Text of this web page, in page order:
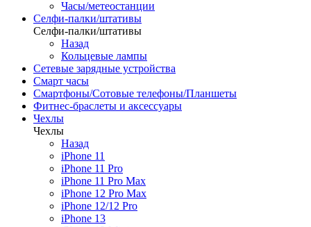
Часы/метеостанции
Селфи-палки/штативы
Селфи-палки/штативы
Назад
Кольцевые лампы
Сетевые зарядные устройства
Смарт часы
Смартфоны/Сотовые телефоны/Планшеты
Фитнес-браслеты и аксессуары
Чехлы
Чехлы
Назад
iPhone 11
iPhone 11 Pro
iPhone 11 Pro Max
iPhone 12 Pro Max
iPhone 12/12 Pro
iPhone 13